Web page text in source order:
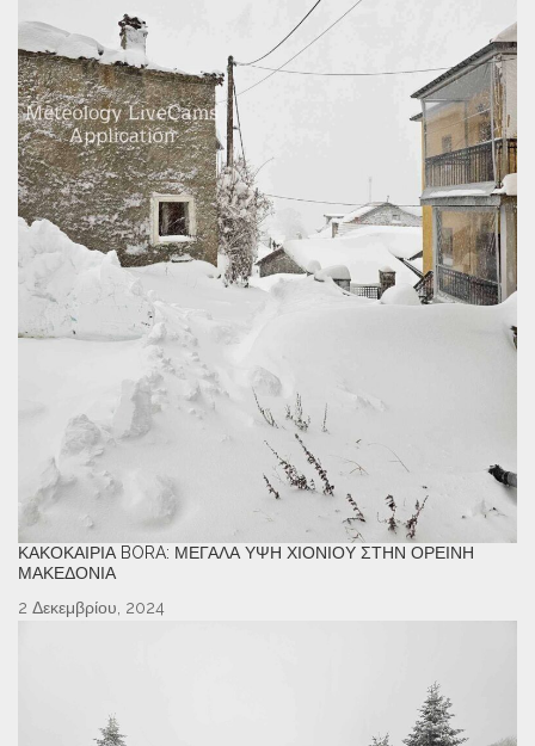
ΚΑΚΟΚΑΙΡΊΑ BORA: ΜΕΓΆΛΑ ΎΨΗ ΧΙΟΝΙΟΎ ΣΤΗΝ ΟΡΕΙΝΉ
ΜΑΚΕΔΟΝΊΑ
2 Δεκεμβρίου, 2024